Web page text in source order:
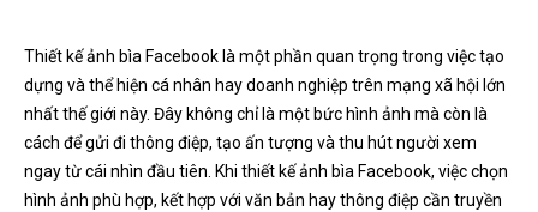
Thiết kế ảnh bìa Facebook là một phần quan trọng trong việc tạo
dựng và thể hiện cá nhân hay doanh nghiệp trên mạng xã hội lớn
nhất thế giới này. Đây không chỉ là một bức hình ảnh mà còn là
cách để gửi đi thông điệp, tạo ấn tượng và thu hút người xem
ngay từ cái nhìn đầu tiên. Khi thiết kế ảnh bìa Facebook, việc chọn
hình ảnh phù hợp, kết hợp với văn bản hay thông điệp cần truyền